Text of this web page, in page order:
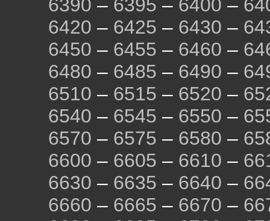
6390 – 6395 – 6400 –
6420 – 6425 – 6430 –
6450 – 6455 – 6460 –
6480 – 6485 – 6490 –
6510 – 6515 – 6520 –
6540 – 6545 – 6550 –
6570 – 6575 – 6580 –
6600 – 6605 – 6610 –
6630 – 6635 – 6640 –
6660 – 6665 – 6670 –